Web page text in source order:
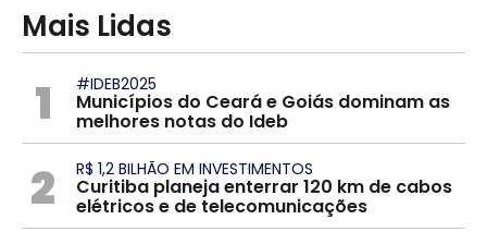
Mais Lidas
1 #IDEB2025
Municípios do Ceará e Goiás dominam as
melhores notas do Ideb
2 R$ 1,2 BILHÃO EM INVESTIMENTOS
Curitiba planeja enterrar 120 km de cabos
elétricos e de telecomunicações